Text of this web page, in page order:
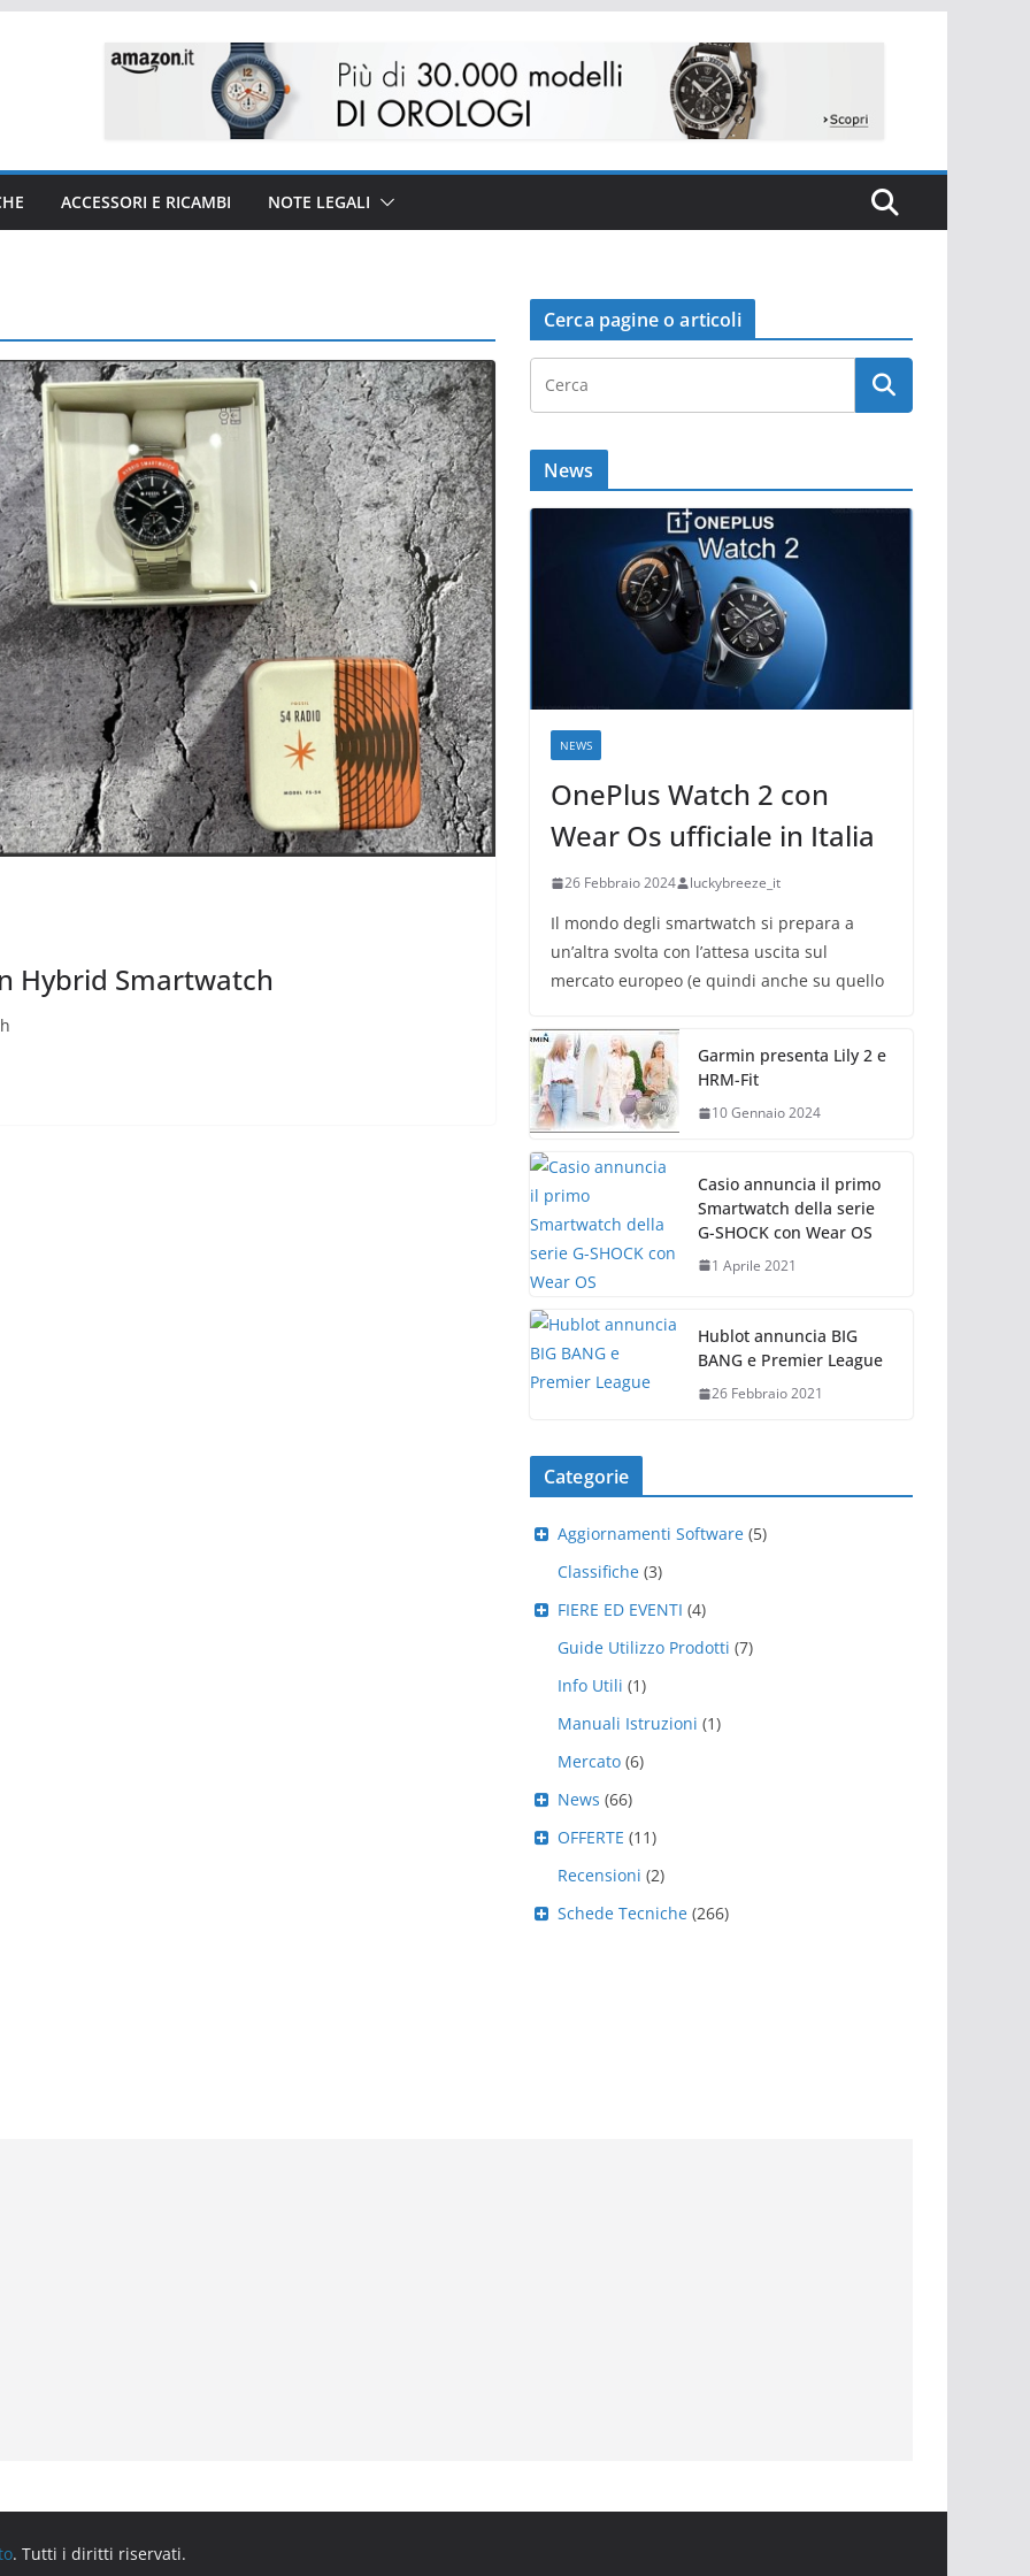
ACCESSORI E RICAMBI NOTE LEGALI
Hybrid Smartwatch
Cerca pagine o articoli
News
NEWS
OnePlus Watch 2 con
Wear Os ufficiale in Italia
26 Febbraio 2024 luckybreeze_it
Il mondo degli smartwatch si prepara a
un’altra svolta con l’attesa uscita sul
mercato europeo (e quindi anche su quello
Garmin presenta Lily 2 e
HRM-Fit
10 Gennaio 2024
Casio annuncia il primo
Smartwatch della serie
G-SHOCK con Wear OS
1 Aprile 2021
Hublot annuncia BIG
BANG e Premier League
26 Febbraio 2021
Categorie
Aggiornamenti Software(5)
Classifiche(3)
FIERE ED EVENTI (4)
Guide Utilizzo Prodotti (7)
Info Utili (1)
Manuali Istruzioni (1)
Mercato(6)
News (66)
OFFERTE (11)
Recensioni (2)
Schede Tecniche(266)
. Tutti i diritti riservati.